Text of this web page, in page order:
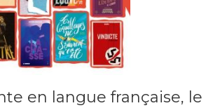
en langue française, le